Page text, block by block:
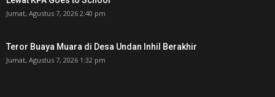
Jumat, Agustus 7, 2026 2:40 pm
Teror Buaya Muara di Desa Undan Inhil Berakhir
Jumat, Agustus 7, 2026 1:32 pm